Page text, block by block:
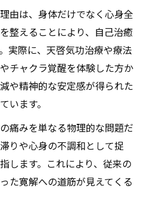
関節障害改善に与える影響
得られる新たな気づきと効
て心身バランスが整う瞬間
心身バランスに与える効果
法で活性化するチャクラ
レス軽減のプロセス
術後に実感する心と身体の
クで得られる安定感の理由
由は、身体だけでなく心身全
整えることにより、自己治癒
実際に、天啓気功治療や療法
チャクラ覚醒を体験した方か
や精神的な安定感が得られた
います。
痛みを単なる物理的な問題だ
りや心身の不調和として捉
します。これにより、従来の
た寛解への道筋が見えてくる